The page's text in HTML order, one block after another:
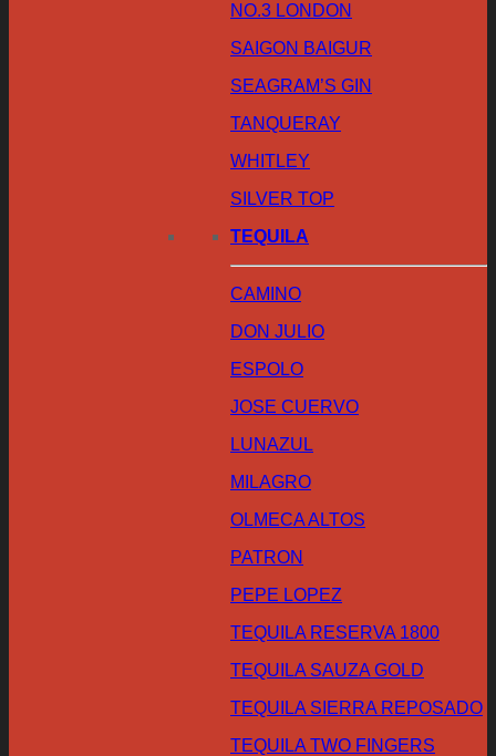
NO.3 LONDON
SAIGON BAIGUR
SEAGRAM’S GIN
TANQUERAY
WHITLEY
SILVER TOP
TEQUILA
CAMINO
DON JULIO
ESPOLO
JOSE CUERVO
LUNAZUL
MILAGRO
OLMECA ALTOS
PATRON
PEPE LOPEZ
TEQUILA RESERVA 1800
TEQUILA SAUZA GOLD
TEQUILA SIERRA REPOSADO
TEQUILA TWO FINGERS